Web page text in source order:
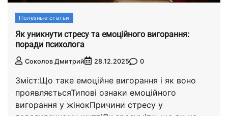
Полезные статьи
Як уникнути стресу та емоційного вигорання:
поради психолога
Соколов Дмитрий 28.12.2025 0
Зміст:Що таке емоційне вигорання і як воно
проявляєтьсяТипові ознаки емоційного
вигорання у жінокПричини стресу у